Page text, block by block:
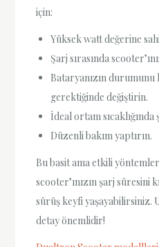
için:
Yüksek watt değerine
Şarj sırasında
Bataryanızın
gerektiğinde değiştirin.
İdeal ortam sıcaklığında
Düzenli bakım yaptırın.
Bu basit ama etkili
scooter’ınızın şarj süresini
sürüş keyfi yaşayabilirsiniz.
detay önemlidir!